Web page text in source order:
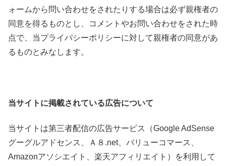
ォームから問い合わせをされたりする場合は必ず親権者の
同意を得るものとし、コメントやお問い合わせをされた時
点で、当プライバシーポリシーに対して親権者の同意があ
るものとみなします。
当サイトに掲載されている広告について
当サイトは第三者配信の広告サービス（Google AdSense
グーグルアドセンス、Ａ８.net、バリューコマース、
Amazonアソシエイト、楽天アフィリエイト）を利用して